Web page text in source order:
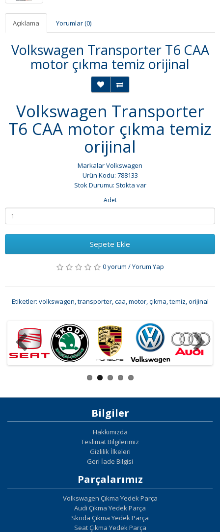
Açıklama Yorumlar (0)
Volkswagen Transporter T6 CAA
motor çıkma temiz orijinal
Volkswagen Transporter
T6 CAA motor çıkma temiz
orijinal
MarkalarVolkswagen
Ürün Kodu: 788133
Stok Durumu: Stokta var
Adet
Sepete Ekle
0 yorum /Yorum Yap
Etiketler: volkswagen,transporter,caa,motor,çıkma,temiz,orijinal
Bilgiler
Hakkımızda
Teslimat Bilgilerimiz
Gizlilik İlkeleri
Geri İade Bilgisi
Parçalarımız
Volkswagen Çıkma Yedek Parça
Audi Çıkma Yedek Parça
Skoda Çıkma Yedek Parça
Seat Çıkma Yedek Parça